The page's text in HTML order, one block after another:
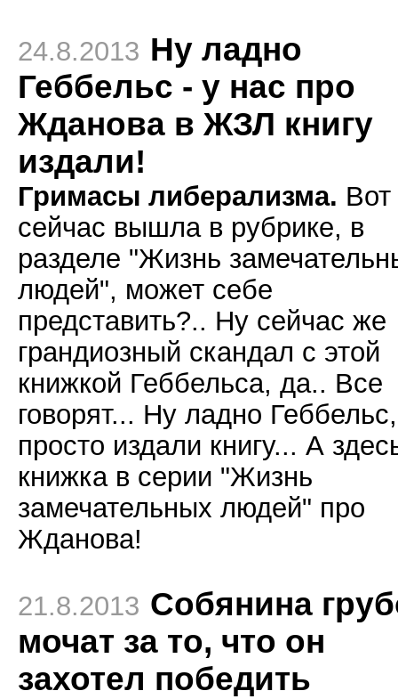
24.8.2013 Ну ладно
Геббельс - у нас про
Жданова в ЖЗЛ книгу
издали!
Гримасы либерализма. Вот
сейчас вышла в рубрике, в
разделе "Жизнь
людей", может себе
представить?.. Ну сейчас же
грандиозный скандал с этой
книжкой Геббельса, да.. Все
говорят... Ну ладно Геббельс,
просто издали книгу... А
книжка в серии "Жизнь
замечательных людей" про
Жданова!
21.8.2013 Собянина
мочат за то, что он
захотел победить